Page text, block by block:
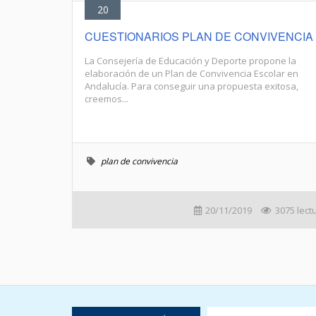
20
CUESTIONARIOS PLAN DE CONVIVENCIA
La Consejería de Educación y Deporte propone la
elaboración de un Plan de Convivencia Escolar en
Andalucía. Para conseguir una propuesta exitosa,
creemos...
plan de convivencia
20/11/2019 3075